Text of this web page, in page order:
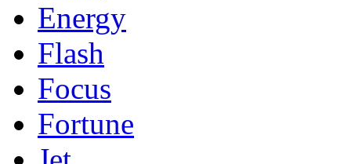
Energy
Flash
Focus
Fortune